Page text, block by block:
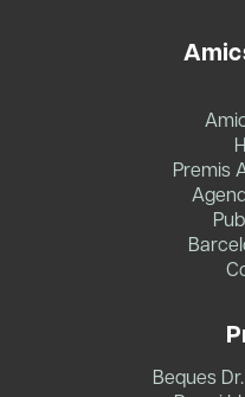
Premis
Beques